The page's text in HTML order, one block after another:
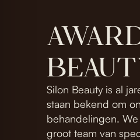
Silon Beauty is al
staan bekend om
behandelingen.
groot team van